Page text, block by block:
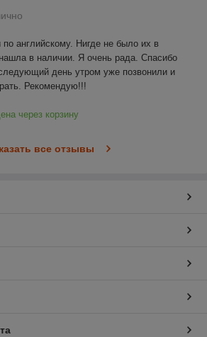
по английскому. Нигде не было их в
в наличии. Я очень рада. Спасибо
день утром уже позвонили и
Рекомендую!!!
через корзину
все отзывы